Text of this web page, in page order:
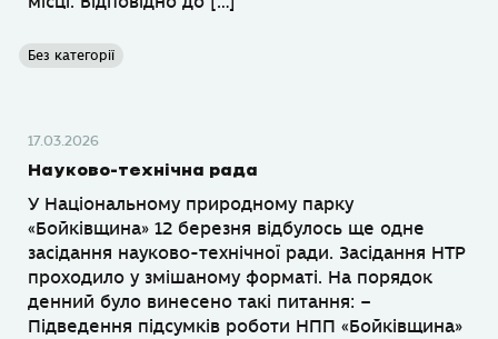
Без категорії
17.03.2026
Науково-технічна рада
У Національному природному парку
«Бойківщина» 12 березня відбулось ще одне
засідання науково-технічної ради. Засідання НТР
проходило у змішаному форматі. На порядок
денний було винесено такі питання: –
Підведення підсумків роботи НПП «Бойківщина»